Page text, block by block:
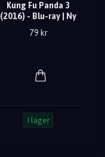
Kung Fu Panda 3
(2016) - Blu-ray | Ny
79 kr
I lager